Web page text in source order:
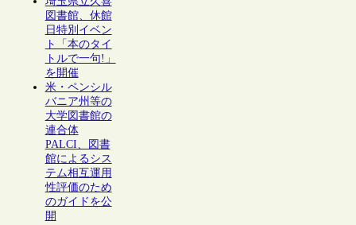
図書館、休館
日特別イベン
ト「本のタイ
トルで一句!」
を開催
米・ペンシル
バニア州等の
大学図書館の
連合体
PALCI、図書
館によるシス
テム相互運用
性評価のため
のガイドを公
開